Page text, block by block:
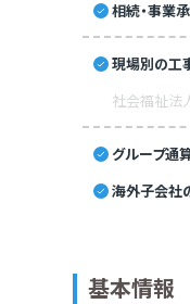
相続・事業
現場別の工
社会福祉法
グループ通
海外子会社
基本情報